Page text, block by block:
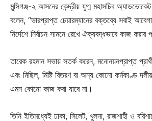
মুন্সিগঞ্জ-২ আসনের কেন্দ্রীয় যুগ্ম মহাসচিব
বলেন, “ভারপ্রাপ্ত চেয়ারম্যানের বক্তব্যে সবাই
নির্দেশে নির্বাচন সামনে রেখে ঐক্যবদ্ধভাবে কাজ
তারেক রহমান সভায় সতর্ক করেন, মনোনয়নপ্রাপ্ত
এবং মিছিল, মিষ্টি বিতরণ বা অন্য কোনো কর্মকাণ্ড
এমন কোনো কাজ করা যাবে না।
তিনি ইতিমধ্যেই ঢাকা, সিলেট, খুলনা, রাজশাহী ও